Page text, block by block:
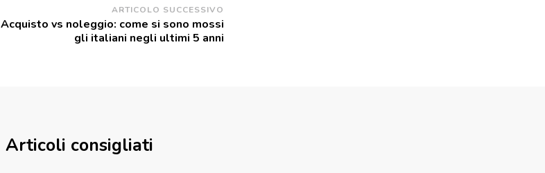
ARTICOLO SUCCESSIVO
Acquisto vs noleggio: come si sono mossi
gli italiani negli ultimi 5 anni
Articoli consigliati